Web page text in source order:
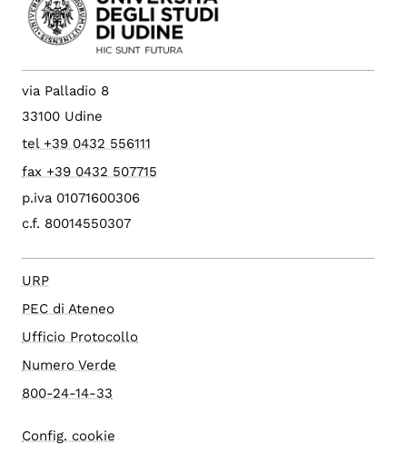
via Palladio 8
33100 Udine
tel +39 0432 556111
fax +39 0432 507715
p.iva 01071600306
c.f. 80014550307
URP
PEC di Ateneo
Ufficio Protocollo
Numero Verde
800-24-14-33
Config. cookie